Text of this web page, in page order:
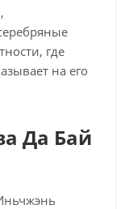
где
на его
Да Бай